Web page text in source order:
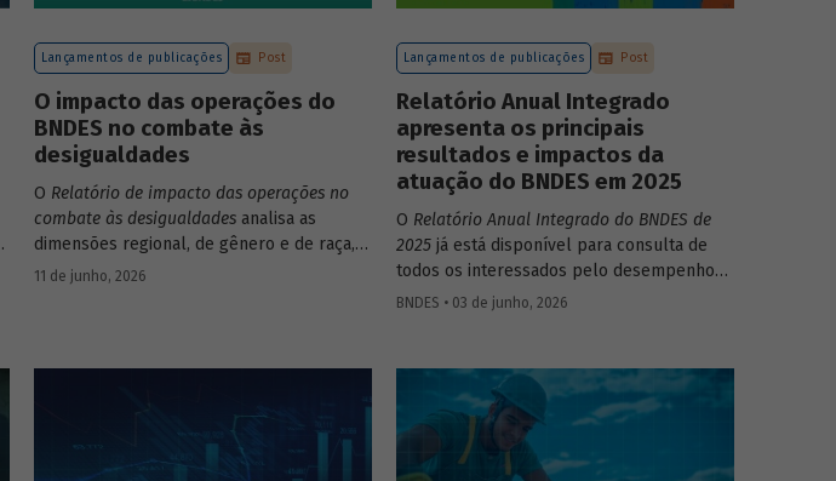
Lançamentos de publicações Post
O impacto das operações do
BNDES no combate às
desigualdades
O Relatório de impacto das operações no
combate às desigualdades analisa as
dimensões regional, de gênero e de raça,
que contribuem para a elevada
11 de junho, 2026
Lançamentos de publicações Post
Relatório Anual Integrado
apresenta os principais
resultados e impactos da
atuação do BNDES em 2025
O Relatório Anual Integrado do BNDES de
2025 já está disponível para consulta de
todos os interessados pelo desempenho
do Banco, bem como por sua prestação de
impactos de sua atuação no ano, e mostra
como o BNDES permanece crescendo de
forma consistente e sólida, mesmo diante
de cenários desafiadores.
BNDES • 03 de junho, 2026